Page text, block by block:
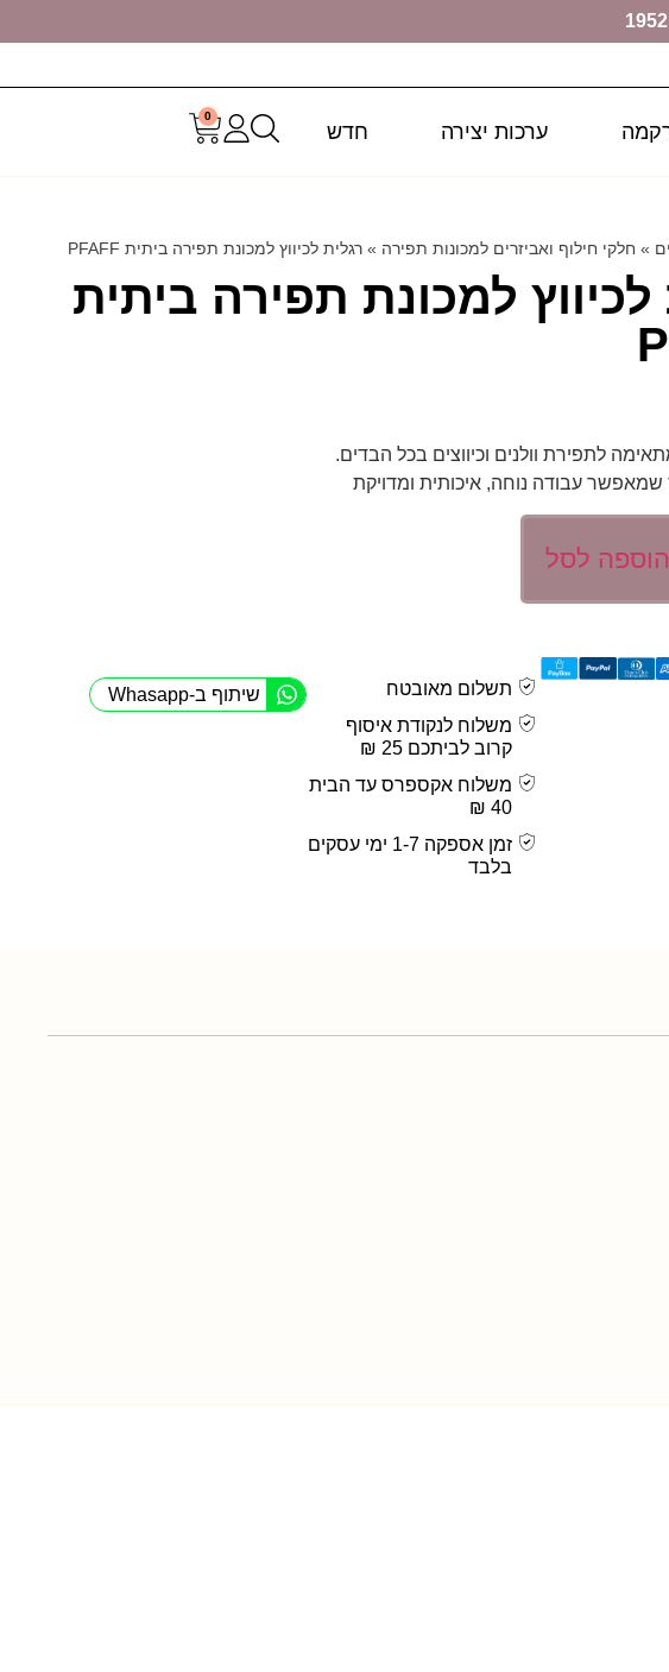
ערכות יצירה חדש
0
» חלקי חילוף ואביזרים למכונות תפירה » רגלית לכיווץ למכונת תפירה ביתית PFAFF
לכיווץ למכונת תפירה ביתית
לתפירת וולנים וכיווצים בכל הבדים.
עבודה נוחה, איכותית ומדויקת
הוספה לסל
תשלום מאובטח
משלוח לנקודת איסוף
קרוב לביתכם 25 ₪
משלוח אקספרס עד הבית
40 ₪
זמן אספקה 1-7 ימי עסקים
בלבד
שיתוף ב-Whasapp